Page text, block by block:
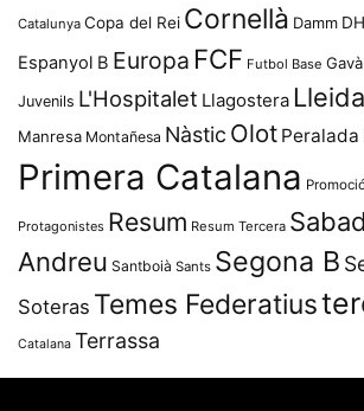
Catalunya Copa del Rei Cornellà Damm
Espanyol B Europa FCF Futbol Base Gavà
Juvenils L'Hospitalet Llagostera
Manresa Montañesa Nàstic Olot Peralada
Primera Catalana
Protagonistes Resum Resum Tercera
Andreu Santboià Sants Segona B
Soteras Temes Federatius
Catalana Terrassa